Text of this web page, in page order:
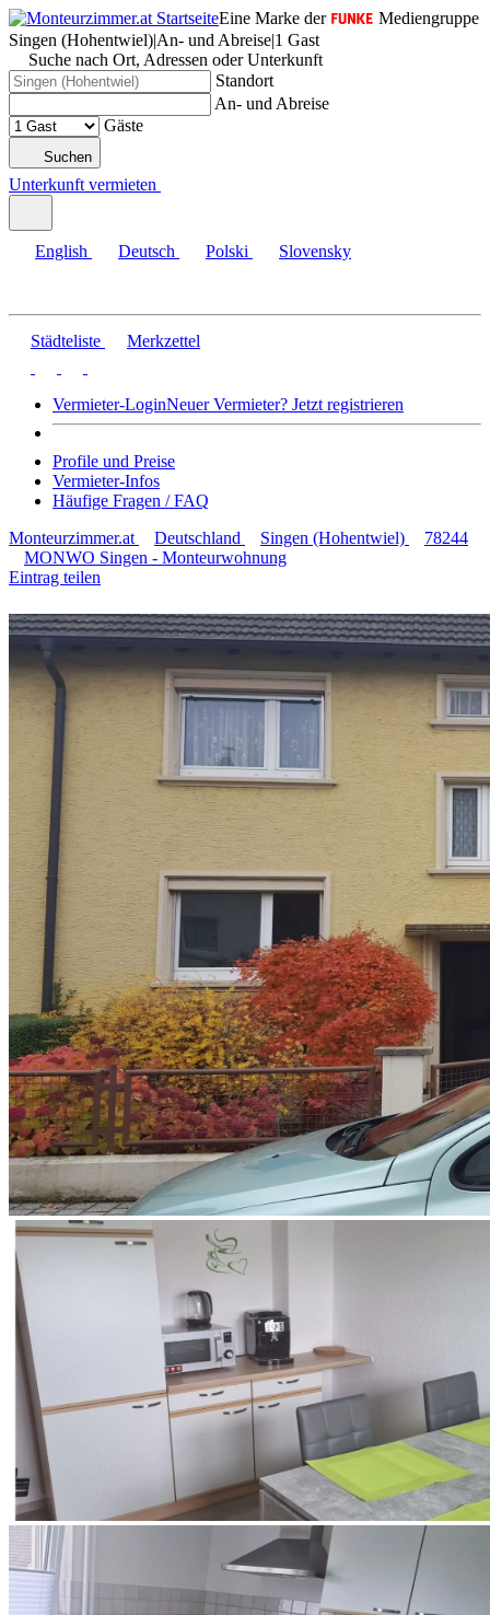
Eine Marke der
Mediengruppe
Singen (Hohentwiel)|An- und Abreise|1 Gast
Suche nach Ort, Adressen oder Unterkunft
Standort
An- und Abreise
Gäste
Suchen
Unterkunft vermieten
English Deutsch Polski Slovensky
Städteliste Merkzettel
Vermieter-LoginNeuer Vermieter? Jetzt registrieren
Profile und Preise
Vermieter-Infos
Häufige Fragen / FAQ
Monteurzimmer.at
Deutschland Singen (Hohentwiel)
78244
MONWO Singen - Monteurwohnung
Eintrag teilen